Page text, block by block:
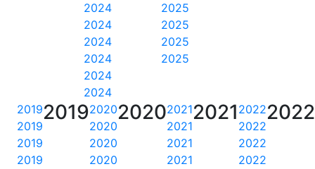
2025
2025
2025
2025
2024
2024
2024
2024
2024
2024
2022
2022
2022
2022
2022
2021
2021
2021
2021
2021
2020
2020
2020
2020
2020
2019
2019
2019
2019
2019